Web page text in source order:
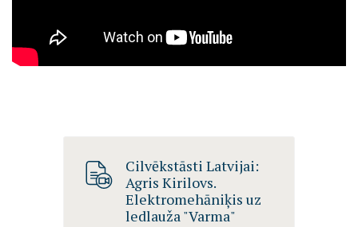
Cilvēkstāsti Latvijai:
Agris Kirilovs.
Elektromehāniķis uz
ledlauža "Varma"